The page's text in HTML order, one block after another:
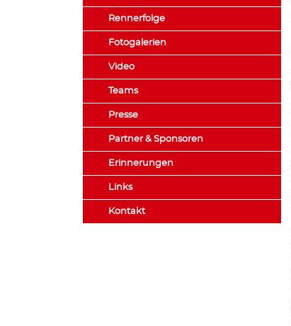
Rennerfolge
Fotogalerien
Video
Teams
Presse
Partner & Sponsoren
Erinnerungen
Links
Kontakt